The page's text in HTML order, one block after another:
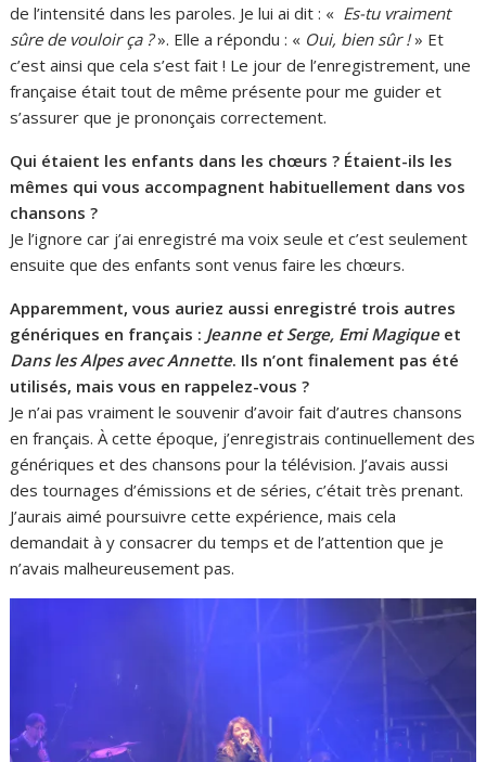
de l’intensité dans les paroles. Je lui ai dit : « Es-tu vraiment
sûre de vouloir ça ?». Elle a répondu : « Oui, bien sûr !» Et
c’est ainsi que cela s’est fait ! Le jour de l’enregistrement, une
française était tout de même présente pour me guider et
s’assurer que je prononçais correctement.
Qui étaient les enfants dans les chœurs ? Étaient-ils les
mêmes qui vous accompagnent habituellement dans vos
chansons ?
Je l’ignore car j’ai enregistré ma voix seule et c’est seulement
ensuite que des enfants sont venus faire les chœurs.
Apparemment, vous auriez aussi enregistré trois autres
génériques en français : Jeanne et Serge, Emi Magiqueet
Dans les Alpes avec Annette. Ils n’ont finalement pas été
utilisés, mais vous en rappelez-vous ?
Je n’ai pas vraiment le souvenir d’avoir fait d’autres chansons
en français. À cette époque, j’enregistrais continuellement des
génériques et des chansons pour la télévision. J’avais aussi
des tournages d’émissions et de séries, c’était très prenant.
J’aurais aimé poursuivre cette expérience, mais cela
demandait à y consacrer du temps et de l’attention que je
n’avais malheureusement pas.